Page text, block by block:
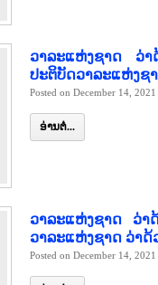
ວາລະແຫ່ງຊາດ ວ່
ປະຕິບັດວາລະແຫ່ງຊ
Posted on December 14, 2021
ອ່ານຕໍ່...
ວາລະແຫ່ງຊາດ ວ່າ
ວາລະແຫ່ງຊາດ ວ່າດ້
Posted on December 14, 2021